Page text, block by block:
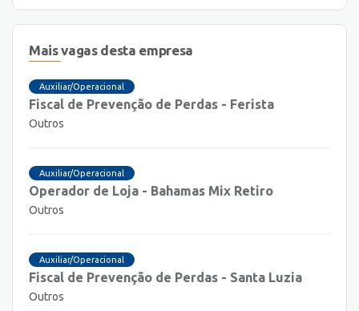
Mais vagas desta empresa
Auxiliar/Operacional
Fiscal de Prevenção de Perdas - Ferista
Outros
Auxiliar/Operacional
Operador de Loja - Bahamas Mix Retiro
Outros
Auxiliar/Operacional
Fiscal de Prevenção de Perdas - Santa Luzia
Outros